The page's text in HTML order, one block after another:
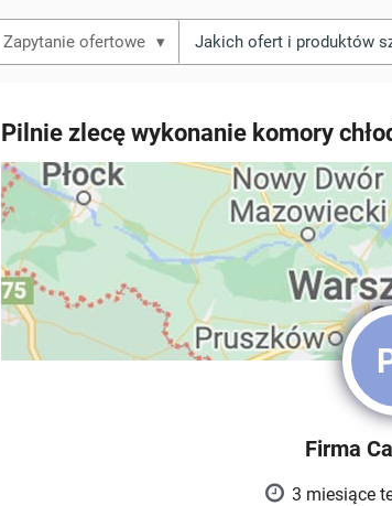
▾
Pilnie zlecę wykonanie komory
Firma
3 miesiące